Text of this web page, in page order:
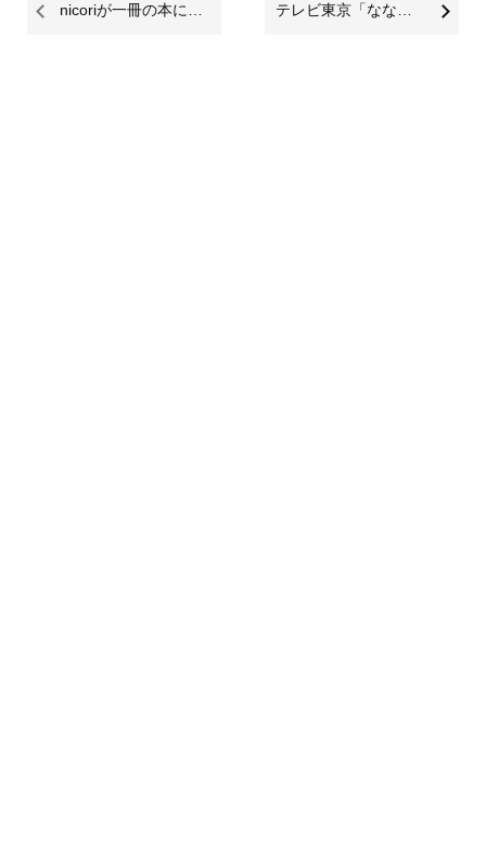
nicoriが一冊の本になりました。 テレビ東京「なないろ日和！」でniroriGYMが紹介されました！